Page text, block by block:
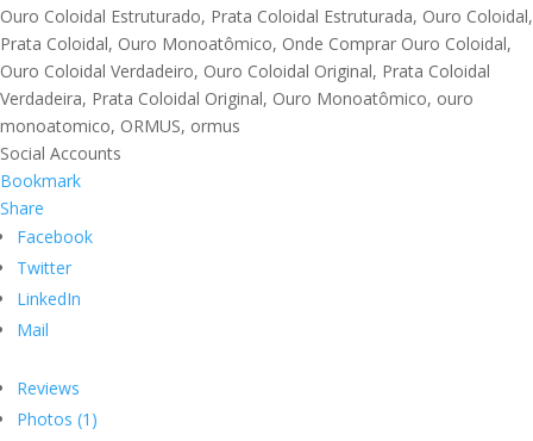
Ouro Coloidal Estruturado, Prata Coloidal Estruturada, Ouro Coloidal,
Prata Coloidal, Ouro Monoatômico, Onde Comprar Ouro Coloidal,
Ouro Coloidal Verdadeiro, Ouro Coloidal Original, Prata Coloidal
Verdadeira, Prata Coloidal Original, Ouro Monoatômico, ouro
monoatomico, ORMUS, ormus
Social Accounts
Bookmark
Share
Facebook
Twitter
LinkedIn
Mail
Reviews
Photos (1)